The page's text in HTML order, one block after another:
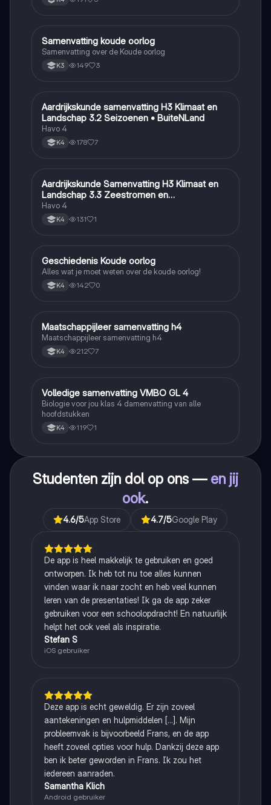
Geschiedenis
Samenvatting koude oorlog
Samenvatting over de Koude oorlog
K3 149 3
Aardrijkskunde
Aardrijkskunde samenvatting H3 Klimaat en
Landschap 3.2 Seizoenen • BuiteNLand
Havo 4
K4 178 7
Aardrijkskunde
Aardrijkskunde Samenvatting H3 Klimaat en
Landschap 3.3 Zeestromen en
Klimaatgebieden • BuiteNLand
Havo 4
K4 131 1
Geschiedenis
Geschiedenis Koude oorlog
Alles wat je moet weten over de koude oorlog!
K4 142 0
Maatschappijleer
Maatschappijleer samenvatting h4
Maatschappijleer samenvatting h4
K4 212 7
Biologie
Volledige samenvatting VMBO GL 4
Biologie voor jou klas 4 damenvatting van alle
hoofdstukken
K4 119 1
Studenten zijn dol op ons — en jij
ook.
4.6/5App Store 4.7/5Google Play
De app is heel makkelijk te gebruiken en goed
ontworpen. Ik heb tot nu toe alles kunnen
vinden waar ik naar zocht en heb veel kunnen
leren van de presentaties! Ik ga de app zeker
gebruiken voor een schoolopdracht! En natuurlijk
helpt het ook veel als inspiratie.
Stefan S
iOS gebruiker
Deze app is echt geweldig. Er zijn zoveel
aantekeningen en hulpmiddelen [...]. Mijn
probleemvak is bijvoorbeeld Frans, en de app
heeft zoveel opties voor hulp. Dankzij deze app
ben ik beter geworden in Frans. Ik zou het
iedereen aanraden.
Samantha Klich
Android gebruiker